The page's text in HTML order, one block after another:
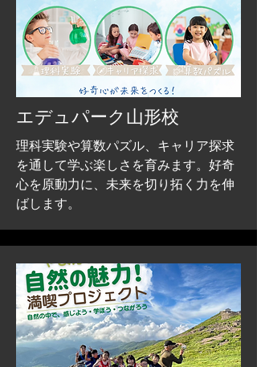
​エデュパーク山形校
​理科実験や算数パズル、キャリア探求
を通して学ぶ楽しさを育みます。好奇
心を原動力に、未来を切り拓く力を伸
ばします。